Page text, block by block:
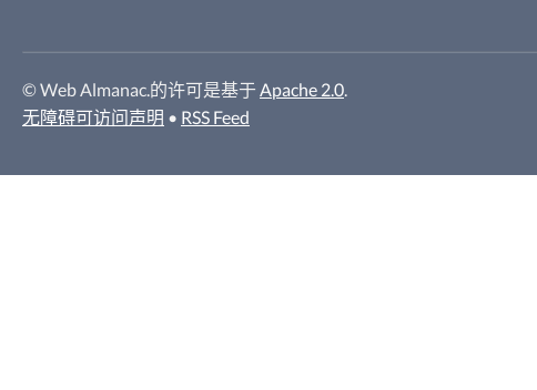
© Web Almanac.的许可是基于 Apache 2.0.
无障碍可访问声明 • RSS Feed